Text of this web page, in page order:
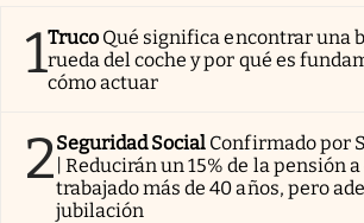
1Truco Qué significa encontrar una
rueda del coche y por qué es
cómo actuar
2Seguridad Social Confirmado por
| Reducirán un 15% de la pensión
trabajado más de 40 años, pero
jubilación